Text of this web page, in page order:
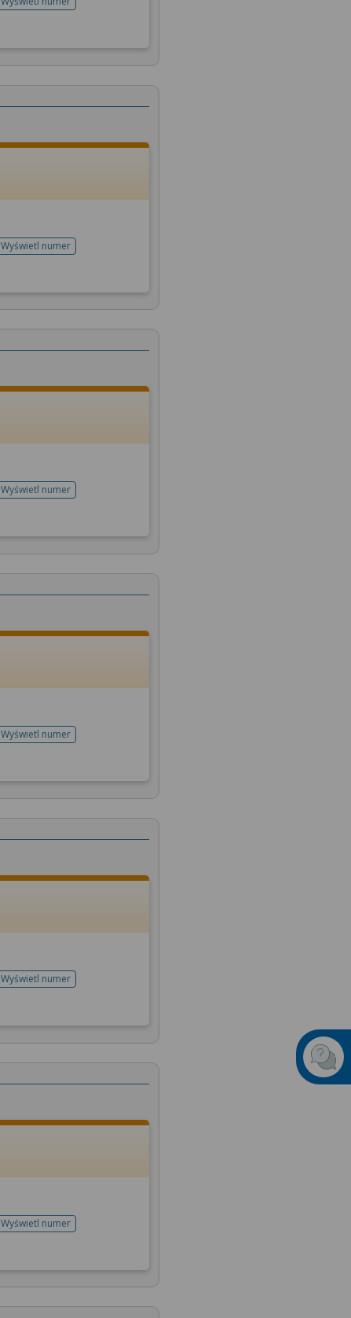
telefonu do rejestracji
Wyświetl numertelefonu do rejestracji
Wyświetl numertelefonu do rejestracji
Wyświetl numertelefonu do rejestracji
Wyświetl numertelefonu do rejestracji
Wyświetl numertelefonu do rejestracji